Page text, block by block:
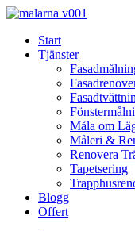
Skip
contentStart
Tjänster
Måla om
Måleri &
Renovera
Tapetsering
Blogg
Offert